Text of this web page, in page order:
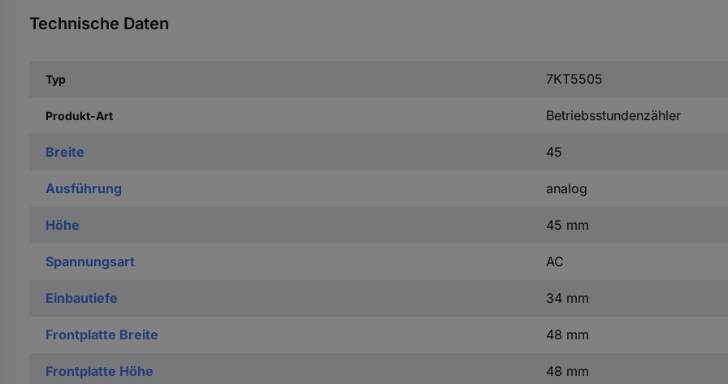
Technische Daten
Typ 7KT5505
Produkt-Art Betriebsstundenzähler
Breite 45
Ausführung analog
Höhe 45 mm
Spannungsart AC
Einbautiefe 34 mm
Frontplatte Breite 48 mm
Frontplatte Höhe 48 mm